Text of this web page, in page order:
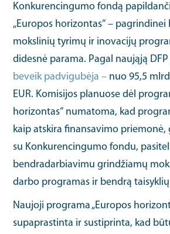
Konkurencingumo fondą
„Europos horizontas“ – pagrindinei
mokslinių tyrimų ir inovacijų
didesnė parama. Pagal naująją DFP
beveik padvigubėja – nuo 95,5
EUR. Komisijos planuose dėl
horizontas“ numatoma, kad
kaip atskira finansavimo priemonė,
su Konkurencingumo fondu,
bendradarbiavimu grindžiamų
darbo programas ir bendrą taisyklių
Naujoji programa „Europos
supaprastinta ir sustiprinta, kad